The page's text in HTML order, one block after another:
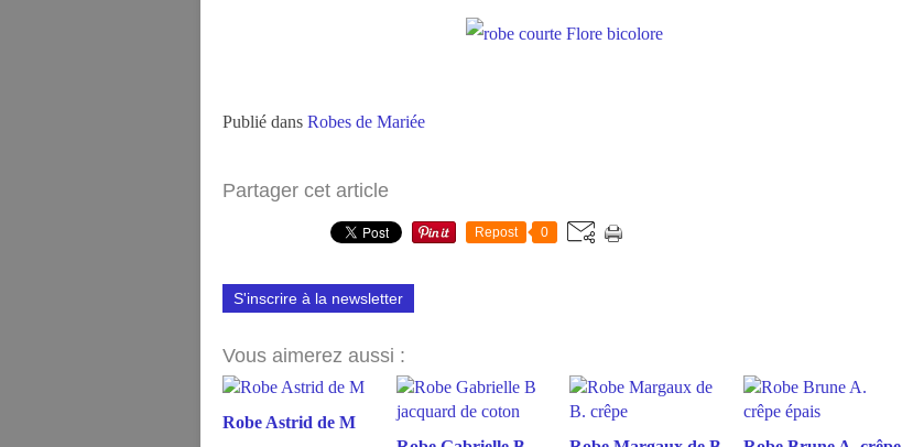
Publié dans Robes de Mariée
Partager cet article
Repost 0
S'inscrire à la newsletter
Vous aimerez aussi :
Robe Astrid de M